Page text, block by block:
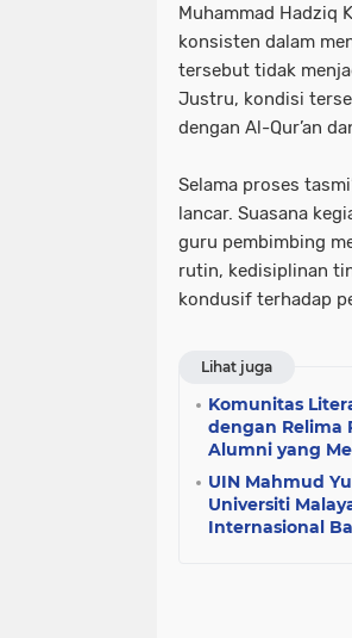
Muhammad Hadziq
konsisten dalam
tersebut tidak
Justru, kondisi
dengan Al-Qur’an
Selama proses
lancar. Suasana
guru pembimbing
rutin, kedisiplinan
kondusif terhadap
Lihat juga
Komunitas
dengan Relima
Alumni yang
UIN Mahmud
Universiti
Internasional